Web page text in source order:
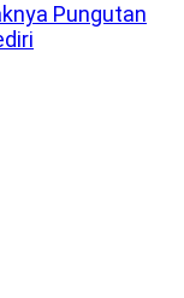
Pungutan